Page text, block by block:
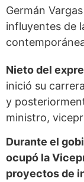
Germán
influyentes de
Nieto del
inició su
y
ministro,
Durante el
ocupó la
proyectos de